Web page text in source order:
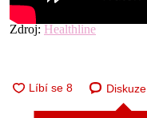
Zdroj: Healthline
Diskuze